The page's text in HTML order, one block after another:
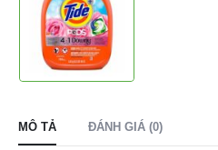
MÔ TẢ ĐÁNH GIÁ (0)